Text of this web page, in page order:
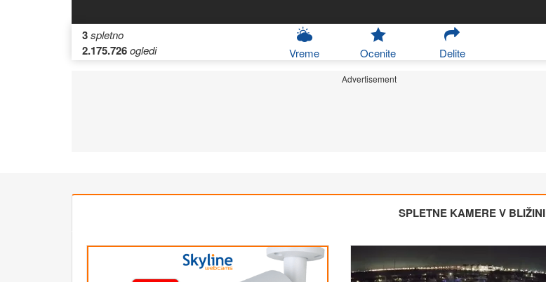
3spletno
2.175.726ogledi Vreme Ocenite Delite
Advertisement
SPLETNE KAMERE V BLIŽINI